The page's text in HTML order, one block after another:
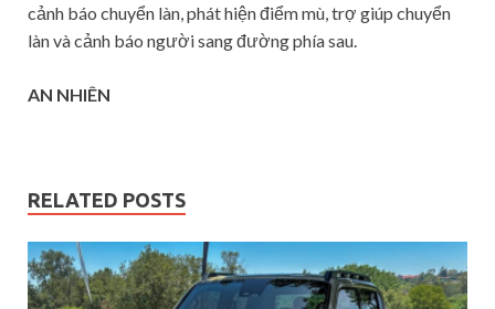
cảnh báo chuyển làn, phát hiện điểm mù, trợ giúp chuyển
làn và cảnh báo người sang đường phía sau.
AN NHIÊN
RELATED POSTS